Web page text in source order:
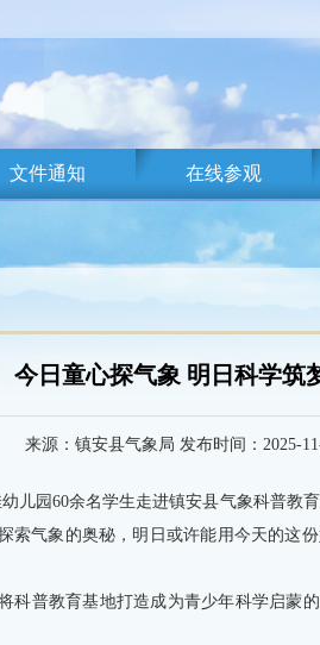
文件通知 在线参观
今日童心探气象 明日科学筑
来源：镇安县气象局 发布时间：2025-
儿园60余名学生走进镇安县气象科普教
索气象的奥秘，明日或许能用今天的这
科普教育基地打造成为青少年科学启蒙